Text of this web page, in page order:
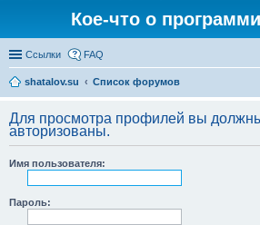
Кое-что о
Ссылки FAQ
shatalov.su
Список форумов
Для просмотра профилей вы
авторизованы.
Имя пользователя:
Пароль: